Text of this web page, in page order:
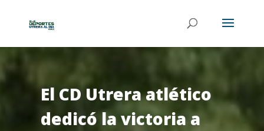
El CD Utrera atlético
dedicó la victoria a